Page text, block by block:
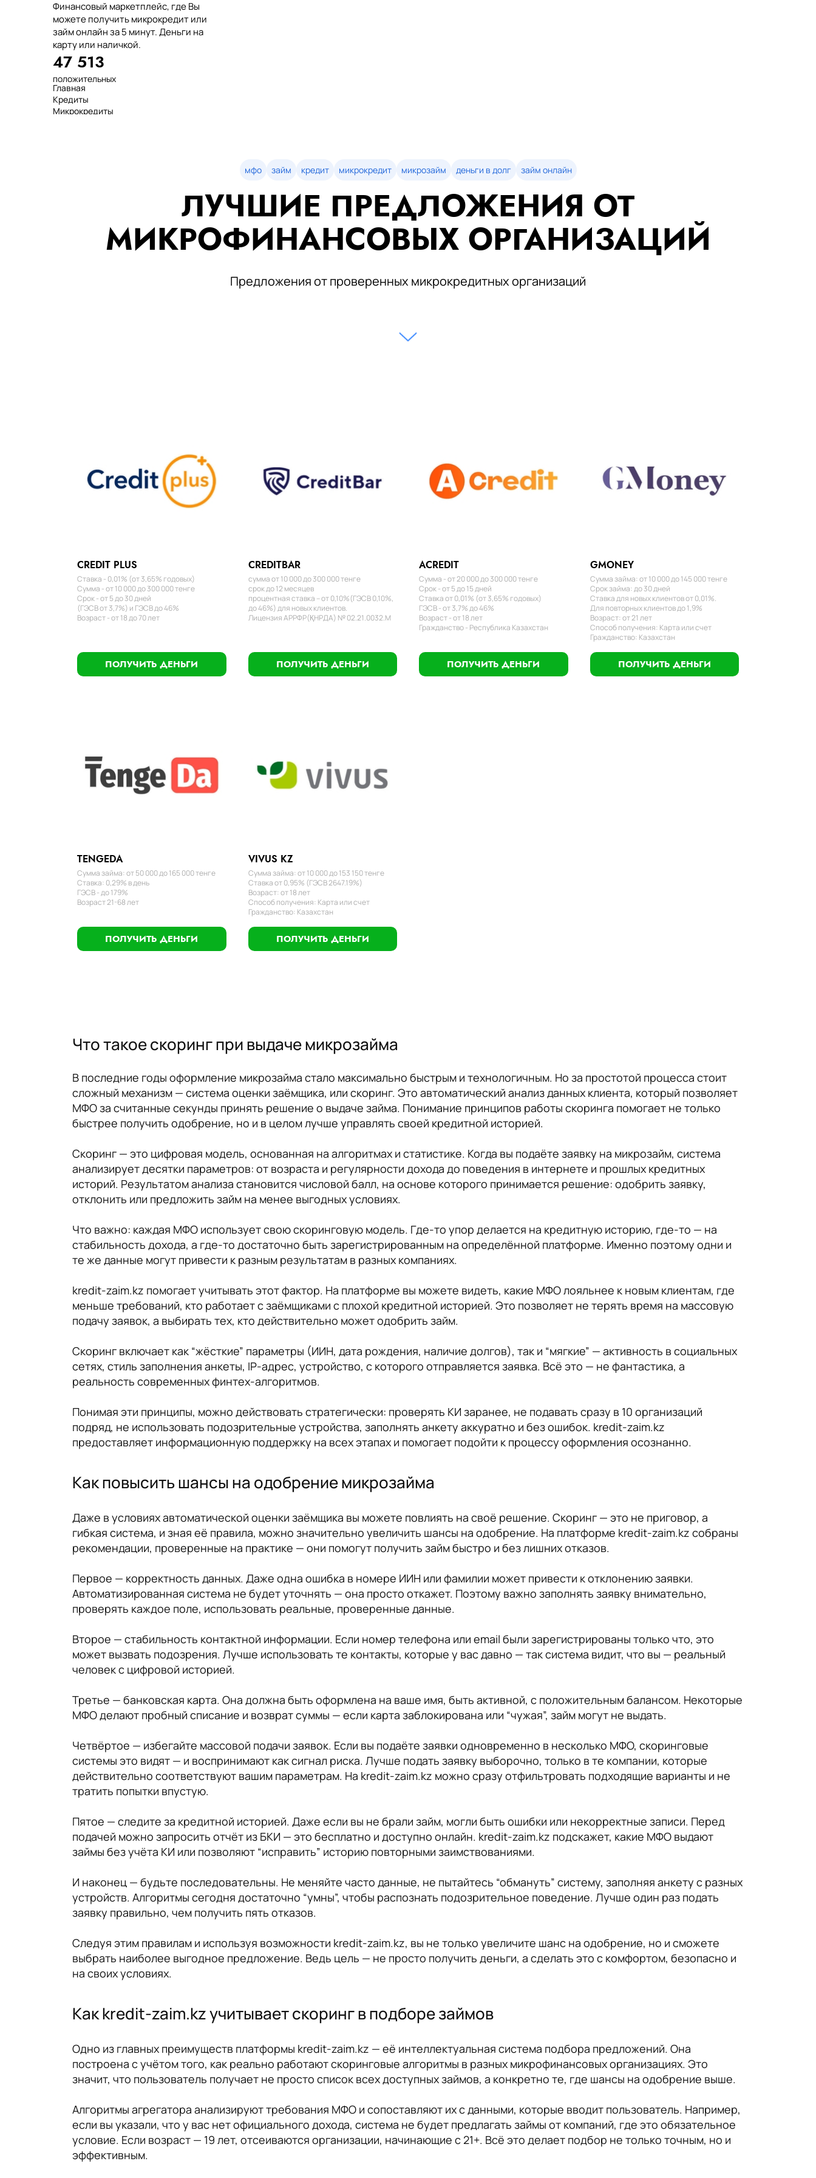
Финансовый маркетплейс, где Вы
можете получить микрокредит или
займ онлайн за 5 минут. Деньги на
карту или наличкой.
47 513
положительных
отзывов
тенге выдано
нашим клиентам
7 минут
Главная
Кредиты
Микрокредиты
мфо займ кредит микрокредит микрозайм деньги в долг займ онлайн
ЛУЧШИЕ ПРЕДЛОЖЕНИЯ ОТ
МИКРОФИНАНСОВЫХ ОРГАНИЗАЦИЙ
Предложения от проверенных микрокредитных организаций
CREDIT PLUS
Ставка - 0,01% (от 3,65% годовых)
Сумма - от 10 000 до 300 000 тенге
Срок - от 5 до 30 дней
(ГЭСВ от 3,7%) и ГЭСВ до 46%
Возраст - от 18 до 70 лет
ПОЛУЧИТЬ ДЕНЬГИ
CREDITBAR
сумма от 10 000 до 300 000 тенге
срок до 12 месяцев
процентная ставка – от 0,10%(ГЭСВ 0,10%,
до 46%) для новых клиентов.
Лицензия АРРФР(ҚНРДА) № 02.21.0032.М
ПОЛУЧИТЬ ДЕНЬГИ
ACREDIT
Сумма - от 20 000 до 300 000 тенге
Срок - от 5 до 15 дней
Ставка от 0,01% (от 3,65% годовых)
ГЭСВ - от 3,7% до 46%
Возраст - от 18 лет
Гражданство - Республика Казахстан
ПОЛУЧИТЬ ДЕНЬГИ
GMONEY
Сумма займа: от 10 000 до 145 000 тенге
Срок займа: до 30 дней
Ставка для новых клиентов от 0,01%.
Для повторных клиентов до 1,9%
Возраст: от 21 лет
Способ получения: Карта или счет
Гражданство: Казахстан
ПОЛУЧИТЬ ДЕНЬГИ
TENGEDA
Сумма займа: от 50 000 до 165 000 тенге
Ставка: 0,29% в день
ГЭСВ - до 179%
Возраст 21-68 лет
ПОЛУЧИТЬ ДЕНЬГИ
VIVUS KZ
Сумма займа: от 10 000 до 153 150 тенге
Ставка от 0,95% (ГЭСВ 2647.19%)
Возраст: от 18 лет
Способ получения: Карта или счет
Гражданство: Казахстан
ПОЛУЧИТЬ ДЕНЬГИ
Что такое скоринг при выдаче микрозайма
В последние годы оформление микрозайма стало максимально быстрым и технологичным. Но за простотой процесса стоит
сложный механизм — система оценки заёмщика, или скоринг. Это автоматический анализ данных клиента, который позволяет
МФО за считанные секунды принять решение о выдаче займа. Понимание принципов работы скоринга помогает не только
быстрее получить одобрение, но и в целом лучше управлять своей кредитной историей.
Скоринг — это цифровая модель, основанная на алгоритмах и статистике. Когда вы подаёте заявку на микрозайм, система
анализирует десятки параметров: от возраста и регулярности дохода до поведения в интернете и прошлых кредитных
историй. Результатом анализа становится числовой балл, на основе которого принимается решение: одобрить заявку,
отклонить или предложить займ на менее выгодных условиях.
Что важно: каждая МФО использует свою скоринговую модель. Где-то упор делается на кредитную историю, где-то — на
стабильность дохода, а где-то достаточно быть зарегистрированным на определённой платформе. Именно поэтому одни и
те же данные могут привести к разным результатам в разных компаниях.
kredit-zaim.kz помогает учитывать этот фактор. На платформе вы можете видеть, какие МФО лояльнее к новым клиентам, где
меньше требований, кто работает с заёмщиками с плохой кредитной историей. Это позволяет не терять время на массовую
подачу заявок, а выбирать тех, кто действительно может одобрить займ.
Скоринг включает как “жёсткие” параметры (ИИН, дата рождения, наличие долгов), так и “мягкие” — активность в социальных
сетях, стиль заполнения анкеты, IP-адрес, устройство, с которого отправляется заявка. Всё это — не фантастика, а
реальность современных финтех-алгоритмов.
Понимая эти принципы, можно действовать стратегически: проверять КИ заранее, не подавать сразу в 10 организаций
подряд, не использовать подозрительные устройства, заполнять анкету аккуратно и без ошибок. kredit-zaim.kz
предоставляет информационную поддержку на всех этапах и помогает подойти к процессу оформления осознанно.
Как повысить шансы на одобрение микрозайма
Даже в условиях автоматической оценки заёмщика вы можете повлиять на своё решение. Скоринг — это не приговор, а
гибкая система, и зная её правила, можно значительно увеличить шансы на одобрение. На платформе kredit-zaim.kz собраны
рекомендации, проверенные на практике — они помогут получить займ быстро и без лишних отказов.
Первое — корректность данных. Даже одна ошибка в номере ИИН или фамилии может привести к отклонению заявки.
Автоматизированная система не будет уточнять — она просто откажет. Поэтому важно заполнять заявку внимательно,
проверять каждое поле, использовать реальные, проверенные данные.
Второе — стабильность контактной информации. Если номер телефона или email были зарегистрированы только что, это
может вызвать подозрения. Лучше использовать те контакты, которые у вас давно — так система видит, что вы — реальный
человек с цифровой историей.
Третье — банковская карта. Она должна быть оформлена на ваше имя, быть активной, с положительным балансом. Некоторые
МФО делают пробный списание и возврат суммы — если карта заблокирована или “чужая”, займ могут не выдать.
Четвёртое — избегайте массовой подачи заявок. Если вы подаёте заявки одновременно в несколько МФО, скоринговые
системы это видят — и воспринимают как сигнал риска. Лучше подать заявку выборочно, только в те компании, которые
действительно соответствуют вашим параметрам. На kredit-zaim.kz можно сразу отфильтровать подходящие варианты и не
тратить попытки впустую.
Пятое — следите за кредитной историей. Даже если вы не брали займ, могли быть ошибки или некорректные записи. Перед
подачей можно запросить отчёт из БКИ — это бесплатно и доступно онлайн. kredit-zaim.kz подскажет, какие МФО выдают
займы без учёта КИ или позволяют “исправить” историю повторными заимствованиями.
И наконец — будьте последовательны. Не меняйте часто данные, не пытайтесь “обмануть” систему, заполняя анкету с разных
устройств. Алгоритмы сегодня достаточно “умны”, чтобы распознать подозрительное поведение. Лучше один раз подать
заявку правильно, чем получить пять отказов.
Следуя этим правилам и используя возможности kredit-zaim.kz, вы не только увеличите шанс на одобрение, но и сможете
выбрать наиболее выгодное предложение. Ведь цель — не просто получить деньги, а сделать это с комфортом, безопасно и
на своих условиях.
Как kredit-zaim.kz учитывает скоринг в подборе займов
Одно из главных преимуществ платформы kredit-zaim.kz — её интеллектуальная система подбора предложений. Она
построена с учётом того, как реально работают скоринговые алгоритмы в разных микрофинансовых организациях. Это
значит, что пользователь получает не просто список всех доступных займов, а конкретно те, где шансы на одобрение выше.
Алгоритмы агрегатора анализируют требования МФО и сопоставляют их с данными, которые вводит пользователь. Например,
если вы указали, что у вас нет официального дохода, система не будет предлагать займы от компаний, где это обязательное
условие. Если возраст — 19 лет, отсеиваются организации, начинающие с 21+. Всё это делает подбор не только точным, но и
эффективным.